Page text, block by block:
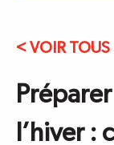
< VOIR TOUS
l’hiver :